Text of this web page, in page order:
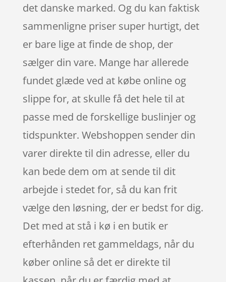
det danske marked. Og du kan faktisk
sammenligne priser super hurtigt, det
er bare lige at finde de shop, der
sælger din vare. Mange har allerede
fundet glæde ved at købe online og
slippe for, at skulle få det hele til at
passe med de forskellige buslinjer og
tidspunkter. Webshoppen sender din
varer direkte til din adresse, eller du
kan bede dem om at sende til dit
arbejde i stedet for, så du kan frit
vælge den løsning, der er bedst for dig.
Det med at stå i kø i en butik er
efterhånden ret gammeldags, når du
køber online så det er direkte til